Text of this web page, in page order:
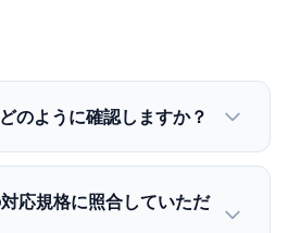
のように確認しますか？
応規格に照合していただ